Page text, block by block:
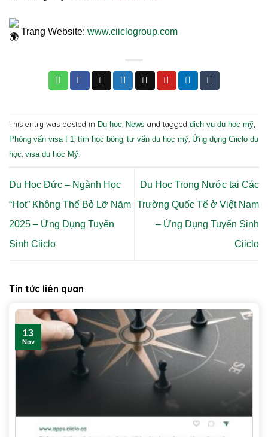
Trang Website: www.ciiclogroup.com
This entry was posted in Du học News and tagged dịch vụ du học mỹ
Phỏng vấn visa F1 tìm học bông tư vấn du học mỹ Ứng dụng Ciiclo du
học visa du học Mỹ
Du Học Đức – Ngành Học
“Hot” Không Thể Bỏ Lỡ Năm
2025 – Ứng Dụng Tuyển
Sinh Ciiclo
Du Học Trong Nước tại Các
Trường Quốc Tế ở Việt Nam
– Ứng Dụng Tuyển Sinh
Ciiclo
Tin tức liên quan
13
Nov